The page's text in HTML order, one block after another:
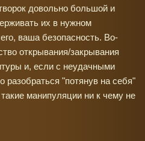
довольно большой и
их в нужном
ваша безопасность. Во-
открывания/закрывания
и, если с неудачными
"потянув на себя"
манипуляции ни к чему не